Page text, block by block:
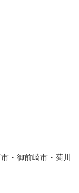
・御前崎市・菊川